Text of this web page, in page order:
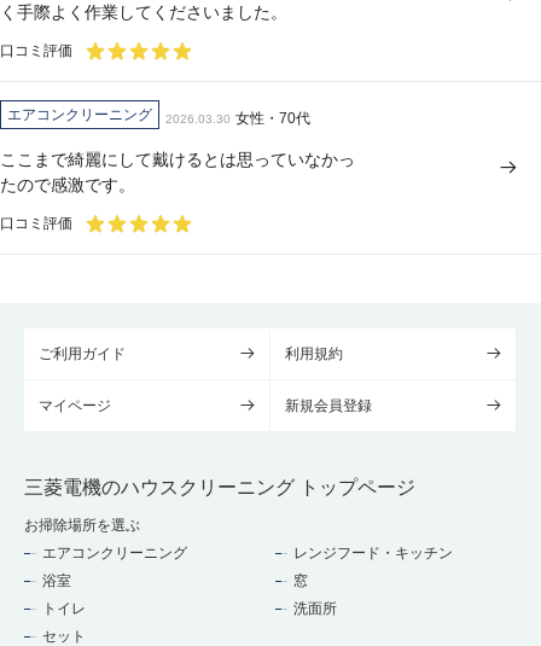
く手際よく作業してくださいました。
口コミ評価
エアコンクリーニング 2026.03.30 女性・70代
ここまで綺麗にして戴けるとは思っていなかっ
たので感激です。
口コミ評価
ご利用ガイド 利用規約
マイページ 新規会員登録
三菱電機のハウスクリーニング トップページ
お掃除場所を選ぶ
エアコンクリーニング
レンジフード・キッチン
浴室
窓
トイレ
洗面所
セット